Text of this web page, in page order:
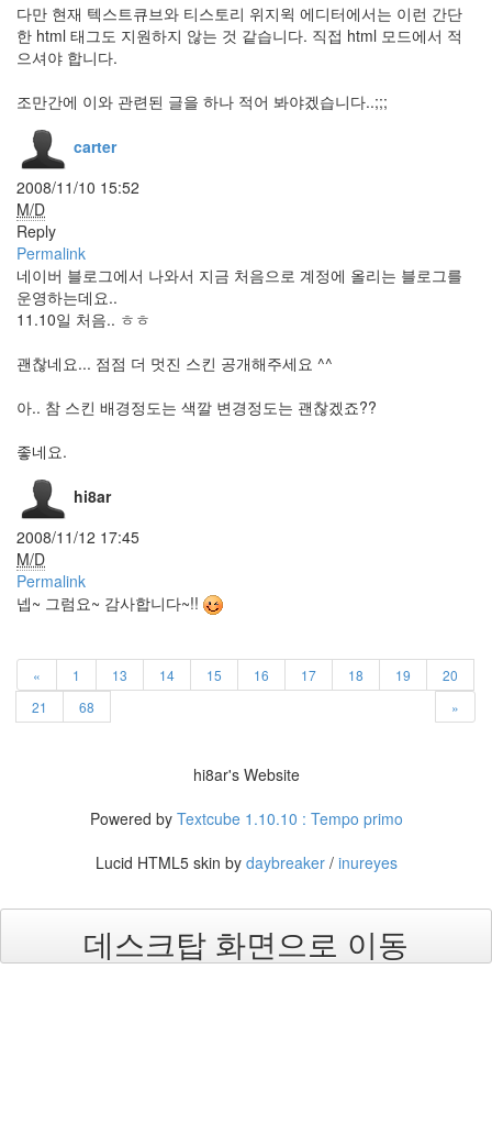
다만 현재 텍스트큐브와 티스토리 위지윅 에디터에서는 이런 간단
한 html 태그도 지원하지 않는 것 같습니다. 직접 html 모드에서 적
으셔야 합니다.
조만간에 이와 관련된 글을 하나 적어 봐야겠습니다..;;;
carter
2008/11/10 15:52
M/D
Reply
Permalink
네이버 블로그에서 나와서 지금 처음으로 계정에 올리는 블로그를
운영하는데요..
11.10일 처음.. ㅎㅎ
괜찮네요... 점점 더 멋진 스킨 공개해주세요 ^^
아.. 참 스킨 배경정도는 색깔 변경정도는 괜찮겠죠??
좋네요.
hi8ar
2008/11/12 17:45
M/D
Permalink
넵~ 그럼요~ 감사합니다~!!
« 1 13 14 15 16 17 18 19
20
21
68 »
립...
By
hi8ar
Categories
전
체
635
Dtop
Shot
87
Wallpaper
19
Misc
39
forTextcube
forFoobar
19
C.note
98
Web
68
desktop
29
387
Link
forSteve
을
hi8ar's Website
Powered by Textcube 1.10.10 : Tempo primo
Lucid HTML5 skin by daybreaker/ inureyes
데스크탑 화면으로 이동